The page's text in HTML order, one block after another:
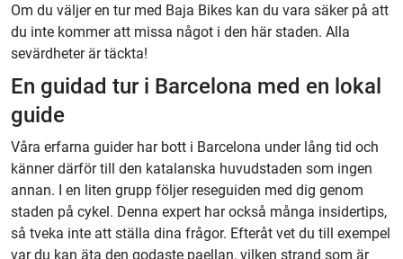
Om du väljer en tur med Baja Bikes kan du vara säker på att
du inte kommer att missa något i den här staden. Alla
sevärdheter är täckta!
En guidad tur i Barcelona med en lokal
guide
Våra erfarna guider har bott i Barcelona under lång tid och
känner därför till den katalanska huvudstaden som ingen
annan. I en liten grupp följer reseguiden med dig genom
staden på cykel. Denna expert har också många insidertips,
så tveka inte att ställa dina frågor. Efteråt vet du till exempel
var du kan äta den godaste paellan, vilken strand som är